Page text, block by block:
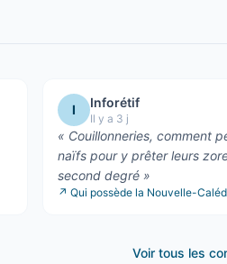
I Inforétif
Il y a 3 j
« Couillonneries, comment
naïfs pour y prêter leurs
second degré »
↗ Qui possède la Nouvelle-
Voir tous les